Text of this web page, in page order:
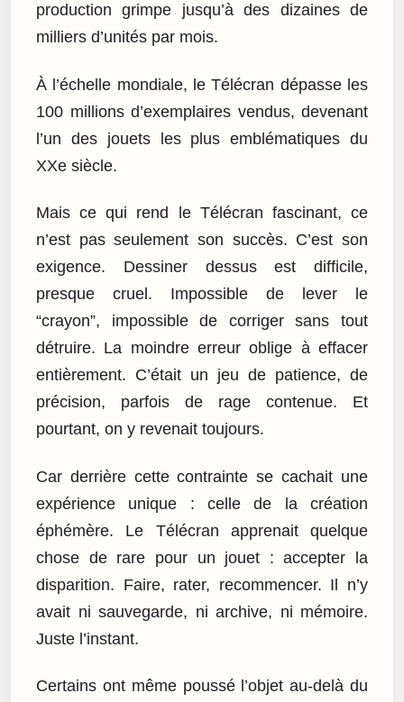
production grimpe jusqu’à des dizaines de
milliers d’unités par mois.
À l’échelle mondiale, le Télécran dépasse les
100 millions d’exemplaires vendus, devenant
l’un des jouets les plus emblématiques du
XXe siècle.
Mais ce qui rend le Télécran fascinant, ce
n’est pas seulement son succès. C’est son
exigence. Dessiner dessus est difficile,
presque cruel. Impossible de lever le
“crayon”, impossible de corriger sans tout
détruire. La moindre erreur oblige à effacer
entièrement. C’était un jeu de patience, de
précision, parfois de rage contenue. Et
pourtant, on y revenait toujours.
Car derrière cette contrainte se cachait une
expérience unique : celle de la création
éphémère. Le Télécran apprenait quelque
chose de rare pour un jouet : accepter la
disparition. Faire, rater, recommencer. Il n’y
avait ni sauvegarde, ni archive, ni mémoire.
Juste l’instant.
Certains ont même poussé l’objet au-delà du